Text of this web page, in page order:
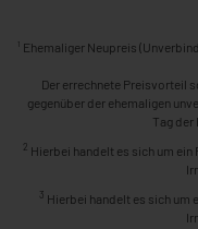
1 Ehemaliger Neupreis
Der errechnete Preisvorteil
gegenüber der ehemaligen
Tag der
2 Hierbei handelt es sich um
3 Hierbei handelt es sich um